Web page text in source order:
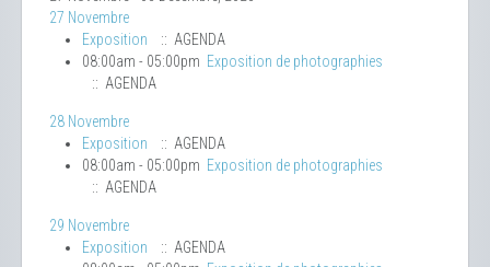
27 Novembre
Exposition
:: AGENDA
08:00am - 05:00pm Exposition de photographies
:: AGENDA
28 Novembre
Exposition
:: AGENDA
08:00am - 05:00pm Exposition de photographies
:: AGENDA
29 Novembre
Exposition
:: AGENDA